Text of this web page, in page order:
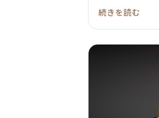
続きを読む